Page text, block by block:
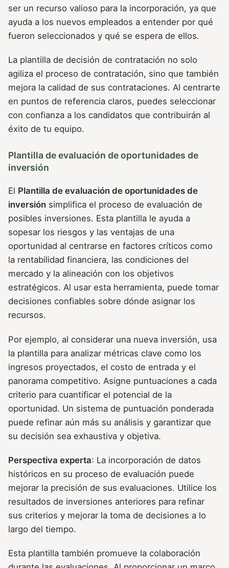
ser un recurso valioso para la incorporación, ya que
ayuda a los nuevos empleados a entender por qué
fueron seleccionados y qué se espera de ellos.
La plantilla de decisión de contratación no solo
agiliza el proceso de contratación, sino que también
mejora la calidad de sus contrataciones. Al centrarte
en puntos de referencia claros, puedes seleccionar
con confianza a los candidatos que contribuirán al
éxito de tu equipo.
Plantilla de evaluación de oportunidades de
inversión
El Plantilla de evaluación de oportunidades de
inversión simplifica el proceso de evaluación de
posibles inversiones. Esta plantilla le ayuda a
sopesar los riesgos y las ventajas de una
oportunidad al centrarse en factores críticos como
la rentabilidad financiera, las condiciones del
mercado y la alineación con los objetivos
estratégicos. Al usar esta herramienta, puede tomar
decisiones confiables sobre dónde asignar los
recursos.
Por ejemplo, al considerar una nueva inversión, usa
la plantilla para analizar métricas clave como los
ingresos proyectados, el costo de entrada y el
panorama competitivo. Asigne puntuaciones a cada
criterio para cuantificar el potencial de la
oportunidad. Un sistema de puntuación ponderada
puede refinar aún más su análisis y garantizar que
su decisión sea exhaustiva y objetiva.
Perspectiva experta: La incorporación de datos
históricos en su proceso de evaluación puede
mejorar la precisión de sus evaluaciones. Utilice los
resultados de inversiones anteriores para refinar
sus criterios y mejorar la toma de decisiones a lo
largo del tiempo.
Esta plantilla también promueve la colaboración